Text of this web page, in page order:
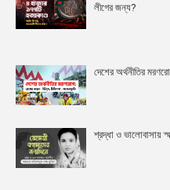
লীগের জন্য?
দেশের অর্থনীতির
শ্রদ্ধা ও ভালোবাসায়